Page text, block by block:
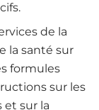
de la
la santé sur
formules
sur les
et sur la